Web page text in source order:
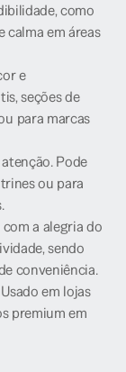
como
calma em áreas
e
seções de
para marcas
Pode
ou para
a alegria do
sendo
conveniência.
em lojas
premium em